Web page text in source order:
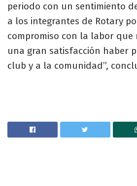
periodo con un sentimiento
a los integrantes de Rotary
compromiso con la labor que
una gran satisfacción haber
club y a la comunidad”,